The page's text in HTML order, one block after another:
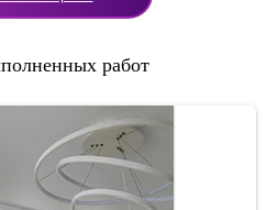
работ